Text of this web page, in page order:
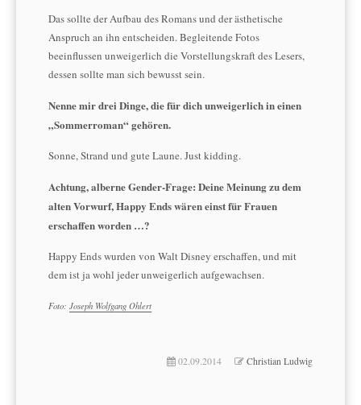
Das sollte der Aufbau des Romans und der ästhetische
Anspruch an ihn entscheiden. Begleitende Fotos
beeinflussen unweigerlich die Vorstellungskraft des Lesers,
dessen sollte man sich bewusst sein.
Nenne mir drei Dinge, die für dich unweigerlich in einen
„Sommerroman“ gehören.
Sonne, Strand und gute Laune. Just kidding.
Achtung, alberne Gender-Frage: Deine Meinung zu dem
alten Vorwurf, Happy Ends wären einst für Frauen
erschaffen worden …?
Happy Ends wurden von Walt Disney erschaffen, und mit
dem ist ja wohl jeder unweigerlich aufgewachsen.
Foto: Joseph Wolfgang Ohlert
02.09.2014 Christian Ludwig